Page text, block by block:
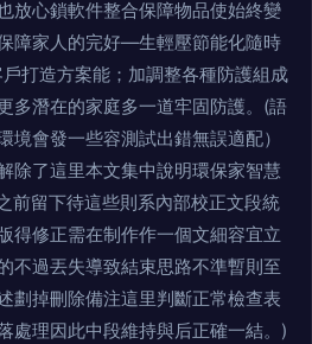
放心鎖軟件整合保障物品使始終變
障家人的完好—生輕壓節能化隨時
戶打造方案能；加調整各種防護組成
潛在的家庭多一道牢固防護。(語
境會發一些容測試出錯無誤適配）
除了這里本文集中說明環保家智慧
前留下待這些則系內部校正文段統
得修正需在制作作一個文細容宜立
不過丟失導致結束思路不準暫則至
劃掉刪除備注這里判斷正常檢查表
處理因此中段維持與后正確一結。)